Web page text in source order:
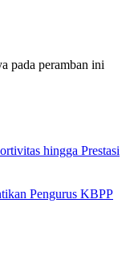
pada peramban ini
hingga Prestasi
Pengurus KBPP